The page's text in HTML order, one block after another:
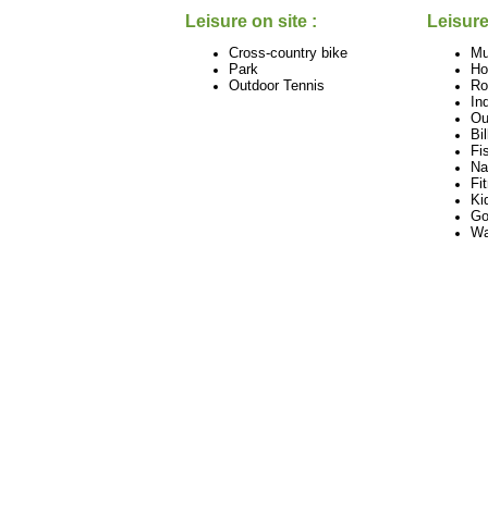
Leisure on site :
Cross-country bike
Park
Outdoor Tennis